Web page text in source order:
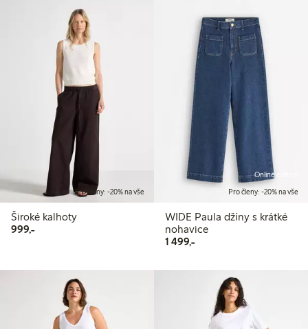
Pro členy: -20% na vše
Široké kalhoty
999,-999,00 Kč
Online edition
Pro členy: -20% na vše
WIDE Paula džíny s krátké
nohavice
1 499,-1 499,00 Kč